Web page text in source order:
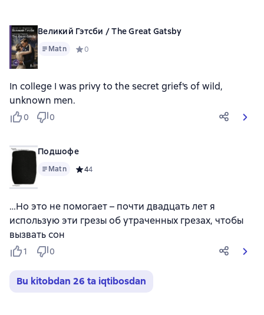
Великий Гэтсби / The Great Gatsby
Matn Средний рейтинг 0 на основе 0 оценок
0
In college I was privy to the secret grief's of wild,
unknown men.
0 0
Подшофе
Matn Средний рейтинг 4 на основе 4 оценок
44
…Но это не помогает – почти двадцать лет я
использую эти грезы об утраченных грезах, чтобы
вызвать сон
1 0
Bu kitobdan 26 ta iqtibosdan